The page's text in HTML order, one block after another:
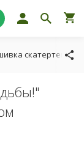
скатертей,